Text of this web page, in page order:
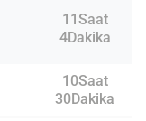
11Saat
4Dakika
10Saat
30Dakika